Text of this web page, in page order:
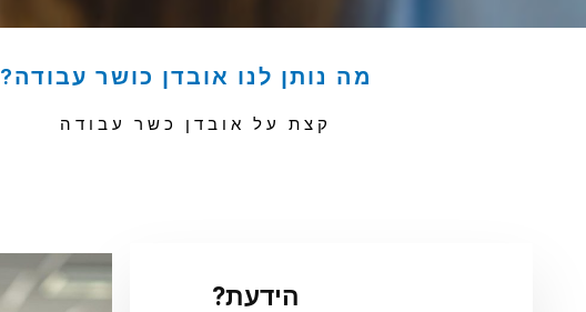
מה נותן לנו אובדן כושר עבודה?
קצת על אובדן כשר עבודה
הידעת?